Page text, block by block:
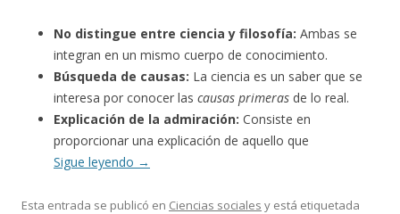
No distingue entre ciencia y filosofía: Ambas se
integran en un mismo cuerpo de conocimiento.
Búsqueda de causas: La ciencia es un saber que se
interesa por conocer las causas primeras de lo real.
Explicación de la admiración: Consiste en
proporcionar una explicación de aquello que
Sigue leyendo →
Esta entrada se publicó en Ciencias sociales y está etiquetada